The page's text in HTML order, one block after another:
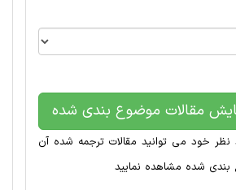
مقالات موضوع بندی شده
نظر خود می توانید مقالات ترجمه شده آن
شده مشاهده نمایید